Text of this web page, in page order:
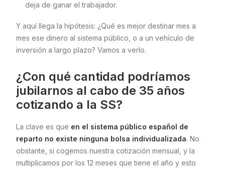
deja de ganar el trabajador.
Y aquí llega la hipótesis: ¿Qué es mejor destinar mes a
mes ese dinero al sistema público, o a un vehículo de
inversión a largo plazo? Vamos a verlo.
¿Con qué cantidad podríamos
jubilarnos al cabo de 35 años
cotizando a la SS?
La clave es que en el sistema público español de
reparto no existe ninguna bolsa individualizada. No
obstante, si cogemos nuestra cotización mensual, y la
multiplicamos por los 12 meses que tiene el año y esto